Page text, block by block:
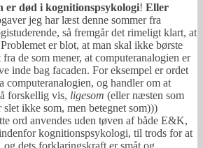
er død i kognitionspsykologi! Eller
jeg har læst denne sommer fra
så fremgår det rimeligt klart, at
er blot, at man skal ikke børste
de som mener, at computeranalogien er
inde bag facaden. For eksempel er ordet
computeranalogien, og handler om at
forskellig vis, ligesom (eller næsten som
slet ikke som, men betegnet som)))
ord anvendes uden tøven af både E&K,
kognitionspsykologi, til trods for at
dets forklaringskraft er småt og